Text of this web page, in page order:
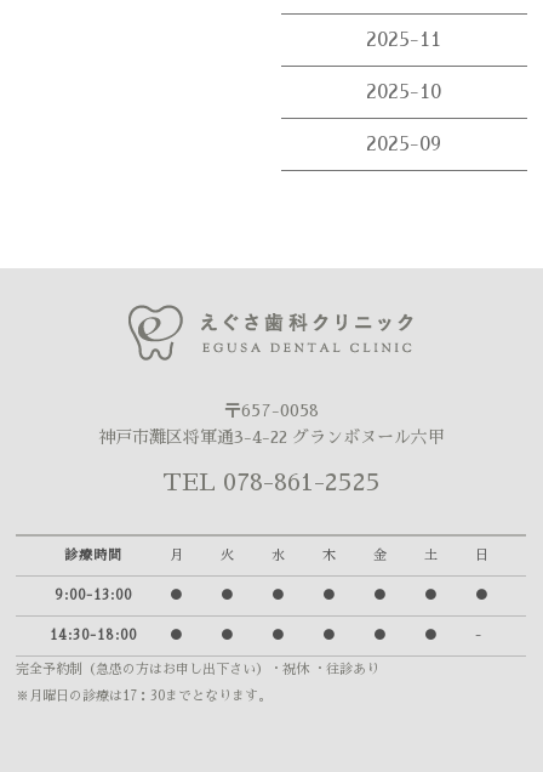
2025-11
2025-10
2025-09
〒657-0058
神戸市灘区将軍通3-4-22 グランボヌール六甲
TEL 078-861-2525
診療時間 月 火 水 木 金 土 日
9:00-13:00 ● ● ● ● ● ● ●
14:30-18:00 ● ● ● ● ● ● -
完全予約制（急患の方はお申し出下さい）
・祝休 ・往診あり
※月曜日の診療は17：30までとなります。